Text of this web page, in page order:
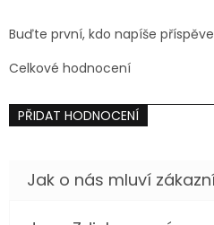
Buďte první, kdo napíše
Celkové hodnocení
PŘIDAT HODNOCENÍ